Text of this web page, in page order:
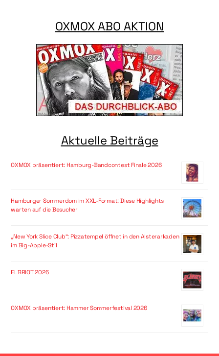
OXMOX ABO AKTION
Aktuelle Beiträge
OXMOX präsentiert: Hamburg-Bandcontest Finale 2026
Hamburger Sommerdom im XXL-Format: Diese Highlights
warten auf die Besucher
„New York Slice Club“: Pizzatempel öffnet in den Alsterarkaden
im Big-Apple-Stil
ELBRIOT 2026
OXMOX präsentiert: Hammer Sommerfestival 2026